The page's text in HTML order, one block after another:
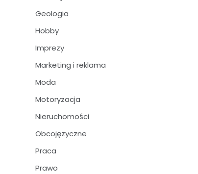
Geologia
Hobby
Imprezy
Marketing i reklama
Moda
Motoryzacja
Nieruchomości
Obcojęzyczne
Praca
Prawo